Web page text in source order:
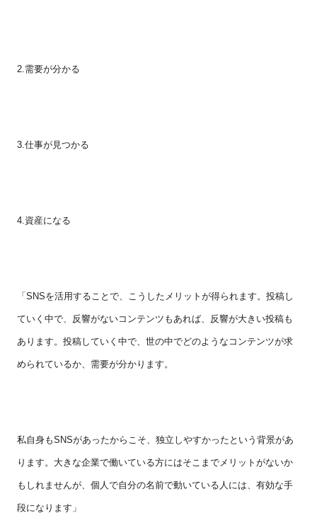
2. 需要が分かる
3. 仕事が見つかる
4. 資産になる
「SNSを活用することで、こうしたメリットが得られます。投稿し
ていく中で、反響がないコンテンツもあれば、反響が大きい投稿も
あります。投稿していく中で、世の中でどのようなコンテンツが求
められているか、需要が分かります。
私自身もSNSがあったからこそ、独立しやすかったという背景があ
ります。大きな企業で働いている方にはそこまでメリットがないか
もしれませんが、個人で自分の名前で動いている人には、有効な手
段になります」